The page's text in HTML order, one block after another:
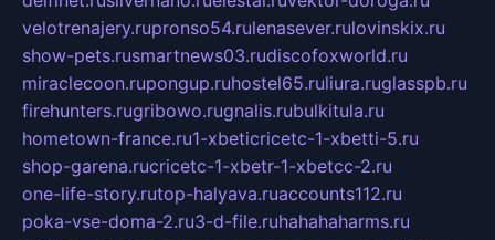
velotrenajery.rupronso54.rulenasever.rulovinskix.ru
show-pets.rusmartnews03.rudiscofoxworld.ru
miraclecoon.rupongup.ruhostel65.ruliura.ruglasspb.ru
firehunters.rugribowo.rugnalis.rubulkitula.ru
hometown-france.ru1-xbeticricetc-1-xbetti-5.ru
shop-garena.rucricetc-1-xbetr-1-xbetcc-2.ru
one-life-story.rutop-halyava.ruaccounts112.ru
poka-vse-doma-2.ru3-d-file.ruhahahaharms.ru